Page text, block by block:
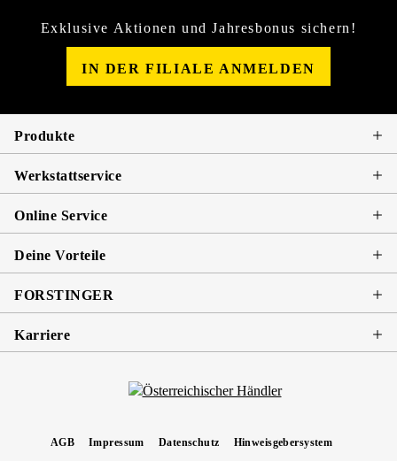
Exklusive Aktionen und Jahresbonus sichern!
IN DER FILIALE ANMELDEN
Produkte
Werkstattservice
Online Service
Deine Vorteile
FORSTINGER
Karriere
AGB Impressum Datenschutz
Hinweisgebersystem